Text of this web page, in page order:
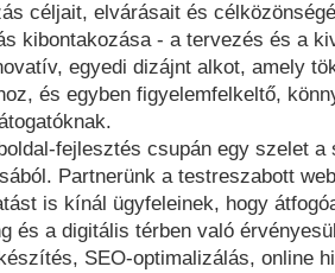
céljait, elvárásait és
kibontakozása - a tervezés és a
egyedi dizájnt alkot, amely
és egyben figyelemfelkeltő,
fejlesztés csupán egy szelet a
Partnerünk a testreszabott
is kínál ügyfeleinek, hogy
és a digitális térben való
SEO-optimalizálás, online